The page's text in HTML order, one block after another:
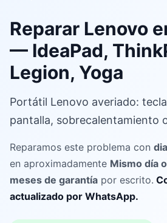
Reparar Lenovo
— IdeaPad,
Legion, Yoga
Portátil Lenovo averiado:
pantalla, sobrecalentamiento
Reparamos este problema con
en aproximadamente Mismo día
meses de garantía por escrito.
actualizado por WhatsApp.